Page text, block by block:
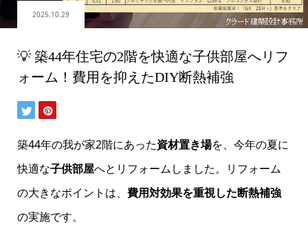
2025.10.29
💡 築44年住宅の2階を快適な子供部屋へリフ
ォーム！費用を抑えたDIY断熱補強
築44年の我が家2階にあった資材置き場を、今年の夏に
快適な子供部屋へとリフォームしました。リフォーム
の大きなポイントは、 費用対効果を重視した断熱補強
の実施です。